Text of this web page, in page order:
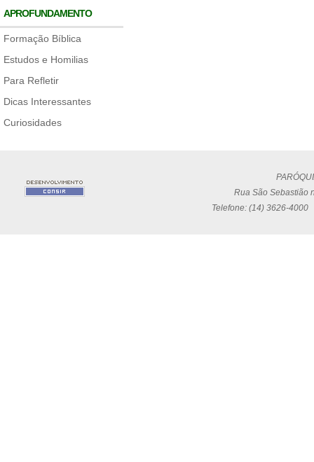
APROFUNDAMENTO
Formação Bíblica
Estudos e Homilias
Para Refletir
Dicas Interessantes
Curiosidades
Rua São Sebastião
Telefone: (14) 3626-